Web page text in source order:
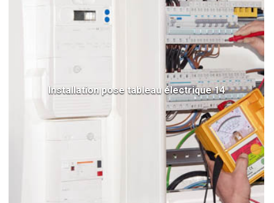
Installation pose tableau électrique 14